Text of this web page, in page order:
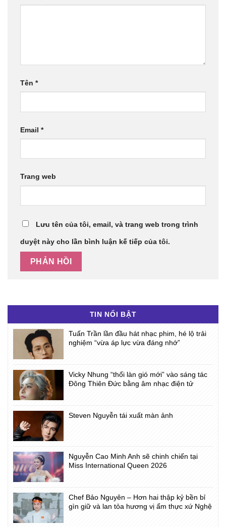
Tên *
Email *
Trang web
Lưu tên của tôi, email, và trang web trong trình
duyệt này cho lần bình luận kế tiếp của tôi.
TIN NỔI BẬT
Tuấn Trần lần đầu hát nhạc phim, hé lộ trải
nghiệm “vừa áp lực vừa đáng nhớ”
Vicky Nhung “thổi làn gió mới” vào sáng tác
Đông Thiên Đức bằng âm nhạc điện tử
Steven Nguyễn tái xuất màn ảnh
Nguyễn Cao Minh Anh sẽ chinh chiến tại
Miss International Queen 2026
Chef Bảo Nguyên – Hơn hai thập kỷ bền bỉ
gìn giữ và lan tỏa hương vị ẩm thực xứ Nghệ